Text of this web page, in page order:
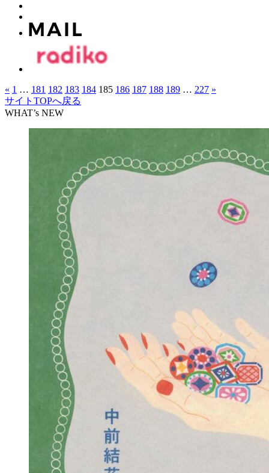
« 1 … 181 182 183 184 185 186 187 188 189 … 227 »
サイトTOPへ戻る
WHAT’s NEW